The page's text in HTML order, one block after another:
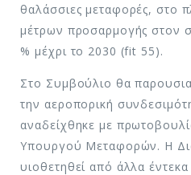
θαλάσσιες μεταφορές, στο
μέτρων προσαρμογής στον
% μέχρι το 2030 (fit 55).
Στο Συμβούλιο θα
την αεροπορική
αναδείχθηκε με
Υπουργού Μεταφορών. Η
υιοθετηθεί από άλλα